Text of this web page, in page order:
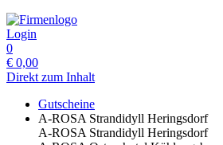
Login
0
€ 0,00
Direkt zum Inhalt
Gutscheine
A-ROSA Strandidyll Heringsdorf
A-ROSA Strandidyll Heringsdorf